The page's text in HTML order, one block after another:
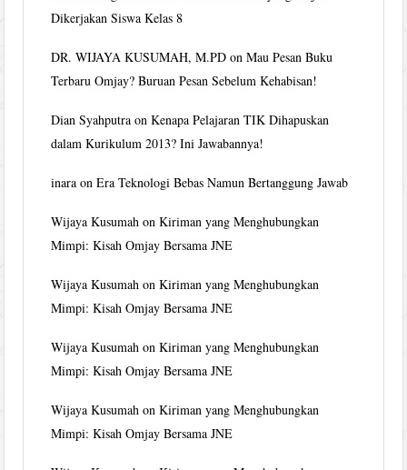
Dikerjakan Siswa Kelas 8
DR. WIJAYA KUSUMAH, M.PD onMau Pesan Buku
Terbaru Omjay? Buruan Pesan Sebelum Kehabisan!
Dian Syahputra onKenapa Pelajaran TIK Dihapuskan
dalam Kurikulum 2013? Ini Jawabannya!
inara onEra Teknologi Bebas Namun Bertanggung Jawab
Wijaya Kusumah onKiriman yang Menghubungkan
Mimpi: Kisah Omjay Bersama JNE
Wijaya Kusumah onKiriman yang Menghubungkan
Mimpi: Kisah Omjay Bersama JNE
Wijaya Kusumah onKiriman yang Menghubungkan
Mimpi: Kisah Omjay Bersama JNE
Wijaya Kusumah onKiriman yang Menghubungkan
Mimpi: Kisah Omjay Bersama JNE